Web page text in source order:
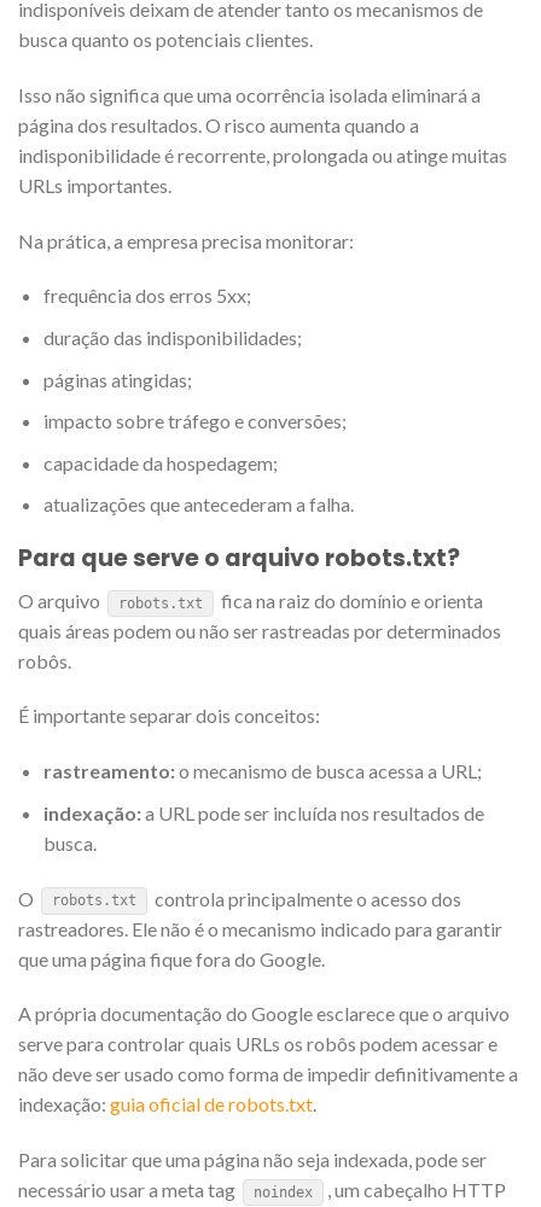
indisponíveis deixam de atender tanto os mecanismos de
busca quanto os potenciais clientes.
Isso não significa que uma ocorrência isolada eliminará a
página dos resultados. O risco aumenta quando a
indisponibilidade é recorrente, prolongada ou atinge muitas
URLs importantes.
Na prática, a empresa precisa monitorar:
frequência dos erros 5xx;
duração das indisponibilidades;
páginas atingidas;
impacto sobre tráfego e conversões;
capacidade da hospedagem;
atualizações que antecederam a falha.
Para que serve o arquivo robots.txt?
O arquivo robots.txt
fica na raiz do domínio e orienta
quais áreas podem ou não ser rastreadas por determinados
robôs.
É importante separar dois conceitos:
rastreamento:o mecanismo de busca acessa a URL;
indexação:a URL pode ser incluída nos resultados de
busca.
O robots.txt
controla principalmente o acesso dos
rastreadores. Ele não é o mecanismo indicado para garantir
que uma página fique fora do Google.
A própria documentação do Google esclarece que o arquivo
serve para controlar quais URLs os robôs podem acessar e
não deve ser usado como forma de impedir definitivamente a
indexação: guia oficial de robots.txt.
Para solicitar que uma página não seja indexada, pode ser
necessário usar a meta tag
noindex
, um cabeçalho HTTP